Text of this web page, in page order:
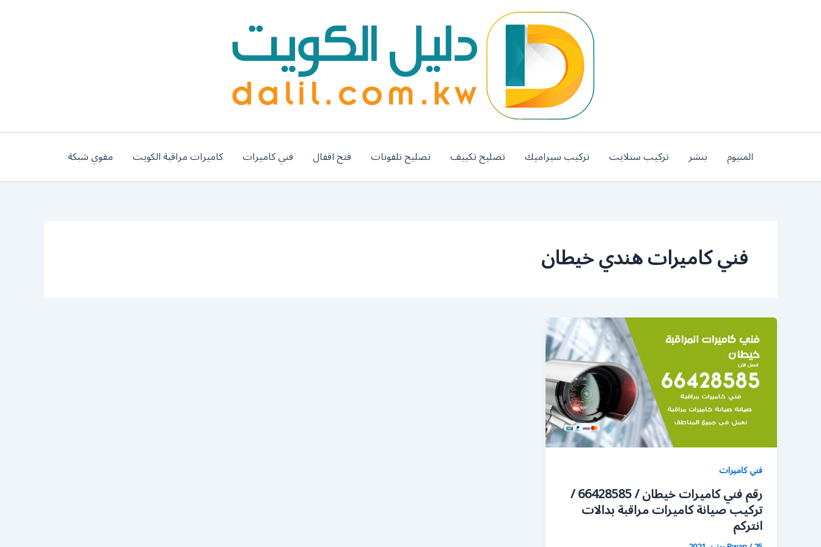
المنيوم بنشر تركيب ستلايت تركيب سيراميك تصليح تكييف تصليح تلفونات فتح اقفال فني كاميرات كاميرات مراقبة الكويت مقوي شبكة
فني كاميرات هندي خيطان
فني كاميرات
رقم فني كاميرات خيطان / 66428585 /
تركيب صيانة كاميرات مراقبة بدالات
انتركم